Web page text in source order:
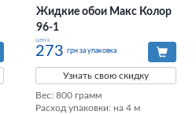
Жидкие обои Макс Колор
96-1
цена
273 грн за упаковка
Узнать свою скидку
Вес: 800 грамм
Расход упаковки: на 4 м